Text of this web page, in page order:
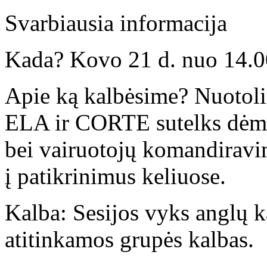
Svarbiausia informacija
Kada? Kovo 21 d. nuo
Apie ką kalbėsime?
ELA ir CORTE sutelks
bei vairuotojų
į patikrinimus keliuose.
Kalba: Sesijos vyks anglų
atitinkamos grupės kalbas.